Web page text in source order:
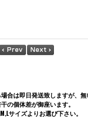
合は即日発送致しますが、無
の個体差が御座います。
サイズよりお選び下さい。